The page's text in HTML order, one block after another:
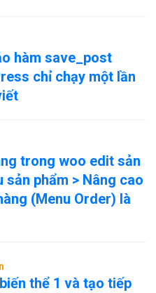
hàm save_post
chỉ chạy một lần
trong woo edit sản
sản phẩm > Nâng cao
(Menu Order) là
thể 1 và tạo tiếp